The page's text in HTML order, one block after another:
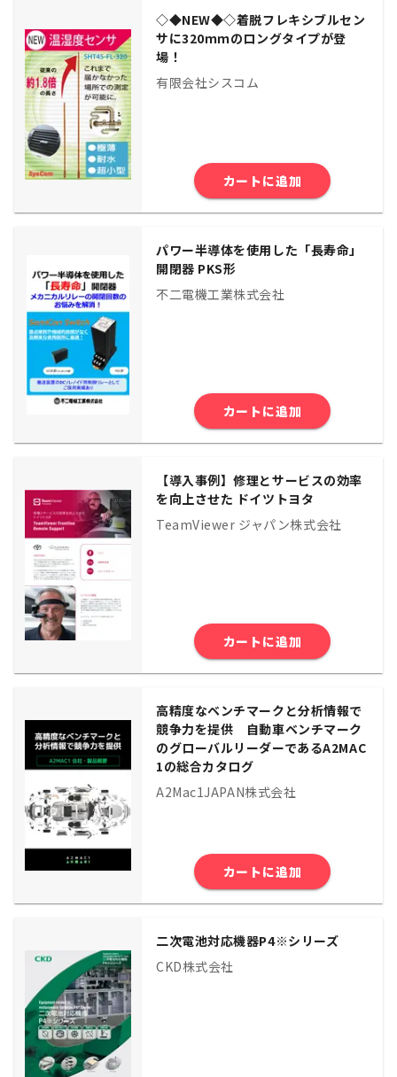
◇◆NEW◆◇着脱フレキシブルセン
サに320ｍｍのロングタイプが登
場！
有限会社シスコム
カートに追加
パワー半導体を使用した「長寿命」
開閉器 PKS形
不二電機工業株式会社
カートに追加
【導入事例】修理とサービスの効率
を向上させた ドイツトヨタ
TeamViewer ジャパン株式会社
カートに追加
高精度なベンチマークと分析情報で
競争力を提供 自動車ベンチマーク
のグローバルリーダーであるA2MAC
1の総合カタログ
A2Mac1JAPAN株式会社
カートに追加
二次電池対応機器P4※シリーズ
CKD株式会社